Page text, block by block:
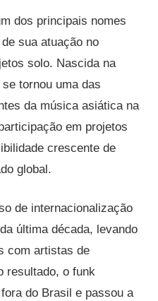
dos principais nomes
sua atuação no
solo. Nascida na
tornou uma das
da música asiática na
em projetos
crescente de
global.
de internacionalização
última década, levando
com artistas de
resultado, o funk
do Brasil e passou a